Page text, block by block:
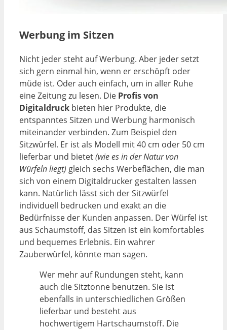
Werbung im Sitzen
Nicht jeder steht auf Werbung. Aber jeder setzt
sich gern einmal hin, wenn er erschöpft oder
müde ist. Oder auch einfach, um in aller Ruhe
eine Zeitung zu lesen. Die Profis von
Digitaldruck bieten hier Produkte, die
entspanntes Sitzen und Werbung harmonisch
miteinander verbinden. Zum Beispiel den
Sitzwürfel. Er ist als Modell mit 40 cm oder 50 cm
lieferbar und bietet(wie es in der Natur von
Würfeln liegt) gleich sechs Werbeflächen, die man
sich von einem Digitaldrucker gestalten lassen
kann. Natürlich lässt sich der Sitzwürfel
individuell bedrucken und exakt an die
Bedürfnisse der Kunden anpassen. Der Würfel ist
aus Schaumstoff, das Sitzen ist ein komfortables
und bequemes Erlebnis. Ein wahrer
Zauberwürfel, könnte man sagen.
Wer mehr auf Rundungen steht, kann
auch die Sitztonne benutzen. Sie ist
ebenfalls in unterschiedlichen Größen
lieferbar und besteht aus
hochwertigem Hartschaumstoff. Die